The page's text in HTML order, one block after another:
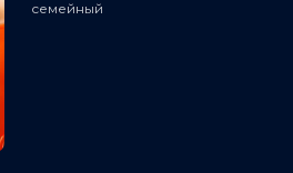
семейный